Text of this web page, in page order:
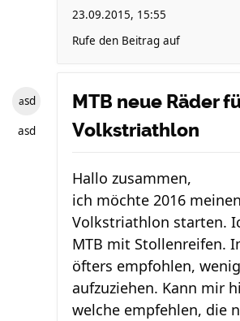
23.09.2015, 15:55
Rufe den Beitrag auf
asd
asd
MTB neue Räder
Volkstriathlon
Hallo zusammen,
ich möchte 2016
Volkstriathlon starten.
MTB mit Stollenreifen.
öfters empfohlen,
aufzuziehen. Kann mir
welche empfehlen, die